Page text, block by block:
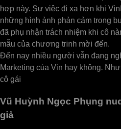
hợp này. Sự việc đi xa hơn khi
những hình ảnh phản cảm trong
đã phụ nhận trách nhiệm khi cô
mẫu của chương trinh mời đến.
Đến nay nhiều người vẫn đang
Marketing của Vin hay không.
cô gái
Vũ Huỳnh Ngọc Phụng
giả